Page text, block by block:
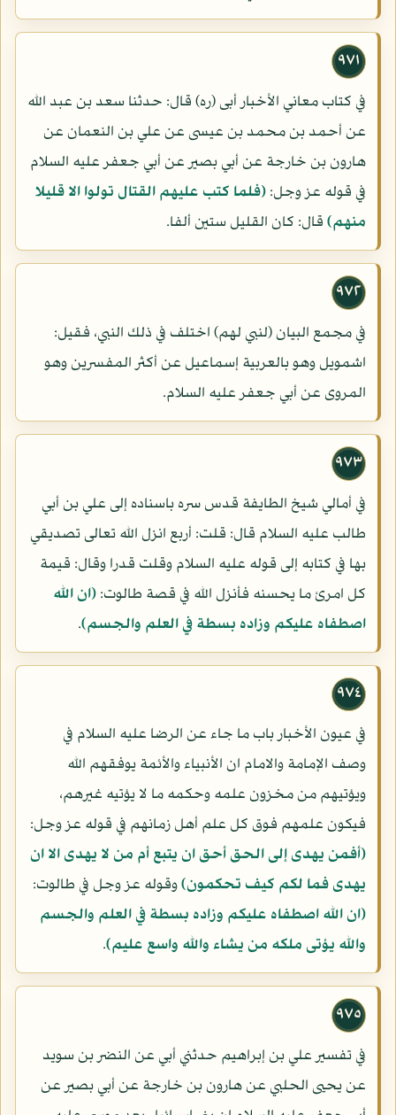
٩٧١
في كتاب معاني الأخبار أبى (ره) قال: حدثنا سعد بن عبد الله
عن أحمد بن محمد بن عيسى عن علي بن النعمان عن
هارون بن خارجة عن أبي بصير عن أبي جعفر عليه السلام
في قوله عز وجل: (فلما كتب عليهم القتال تولوا الا قليلا
منهم) قال: كان القليل ستين ألفا.
٩٧٢
في مجمع البيان (لنبي لهم) اختلف في ذلك النبي، فقيل:
اشمويل وهو بالعربية إسماعيل عن أكثر المفسرين وهو
المروى عن أبي جعفر عليه السلام.
٩٧٣
في أمالي شيخ الطايفة قدس سره باسناده إلى علي بن أبي
طالب عليه السلام قال: قلت: أربع انزل الله تعالى تصديقي
بها في كتابه إلى قوله عليه السلام وقلت قدرا وقال: قيمة
كل امرئ ما يحسنه فأنزل الله في قصة طالوت: (ان الله
اصطفاه عليكم وزاده بسطة في العلم والجسم).
٩٧٤
في عيون الأخبار باب ما جاء عن الرضا عليه السلام في
وصف الإمامة والامام ان الأنبياء والأئمة يوفقهم الله
ويؤتيهم من مخزون علمه وحكمه ما لا يؤتيه غيرهم،
فيكون علمهم فوق كل علم أهل زمانهم في قوله عز وجل:
(أفمن يهدى إلى الحق أحق ان يتبع أم من لا يهدى الا ان
يهدى فما لكم كيف تحكمون)وقوله عز وجل في طالوت:
(ان الله اصطفاه عليكم وزاده بسطة في العلم والجسم
والله يؤتى ملكه من يشاء والله واسع عليم).
٩٧٥
في تفسير علي بن إبراهيم حدثني أبي عن النضر بن سويد
عن يحيى الحلبي عن هارون بن خارجة عن أبي بصير عن